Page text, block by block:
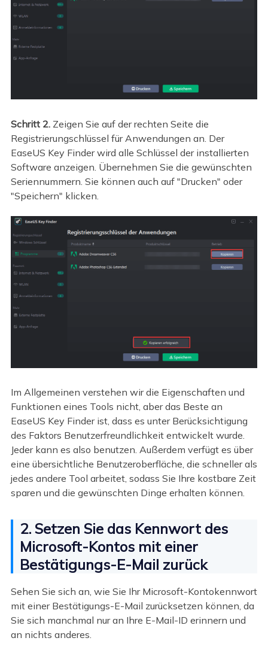
Schritt 2. Zeigen Sie auf der rechten Seite die
Registrierungschlüssel für Anwendungen an. Der
EaseUS Key Finder wird alle Schlüssel der installierten
Software anzeigen. Übernehmen Sie die gewünschten
Seriennummern. Sie können auch auf "Drucken" oder
"Speichern" klicken.
Im Allgemeinen verstehen wir die Eigenschaften und
Funktionen eines Tools nicht, aber das Beste an
EaseUS Key Finder ist, dass es unter Berücksichtigung
des Faktors Benutzerfreundlichkeit entwickelt wurde.
Jeder kann es also benutzen. Außerdem verfügt es über
eine übersichtliche Benutzeroberfläche, die schneller als
jedes andere Tool arbeitet, sodass Sie Ihre kostbare Zeit
sparen und die gewünschten Dinge erhalten können.
2. Setzen Sie das Kennwort des
Microsoft-Kontos mit einer
Bestätigungs-E-Mail zurück
Sehen Sie sich an, wie Sie Ihr Microsoft-Kontokennwort
mit einer Bestätigungs-E-Mail zurücksetzen können, da
Sie sich manchmal nur an Ihre E-Mail-ID erinnern und
an nichts anderes.